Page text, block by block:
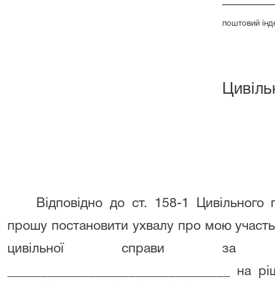
поштовий
Відповідно до ст. 158-1 Цивільного
прошу постановити ухвалу про мою
цивільної справи за
_________________________________ на